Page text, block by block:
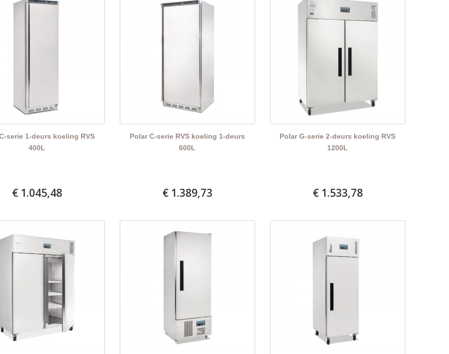
serie 1-deurs koeling RVS
400L
€ 1.045,48
Polar C-serie RVS koeling 1-deurs
600L
€ 1.389,73
Polar G-serie 2-deurs koeling RVS
1200L
€ 1.533,78